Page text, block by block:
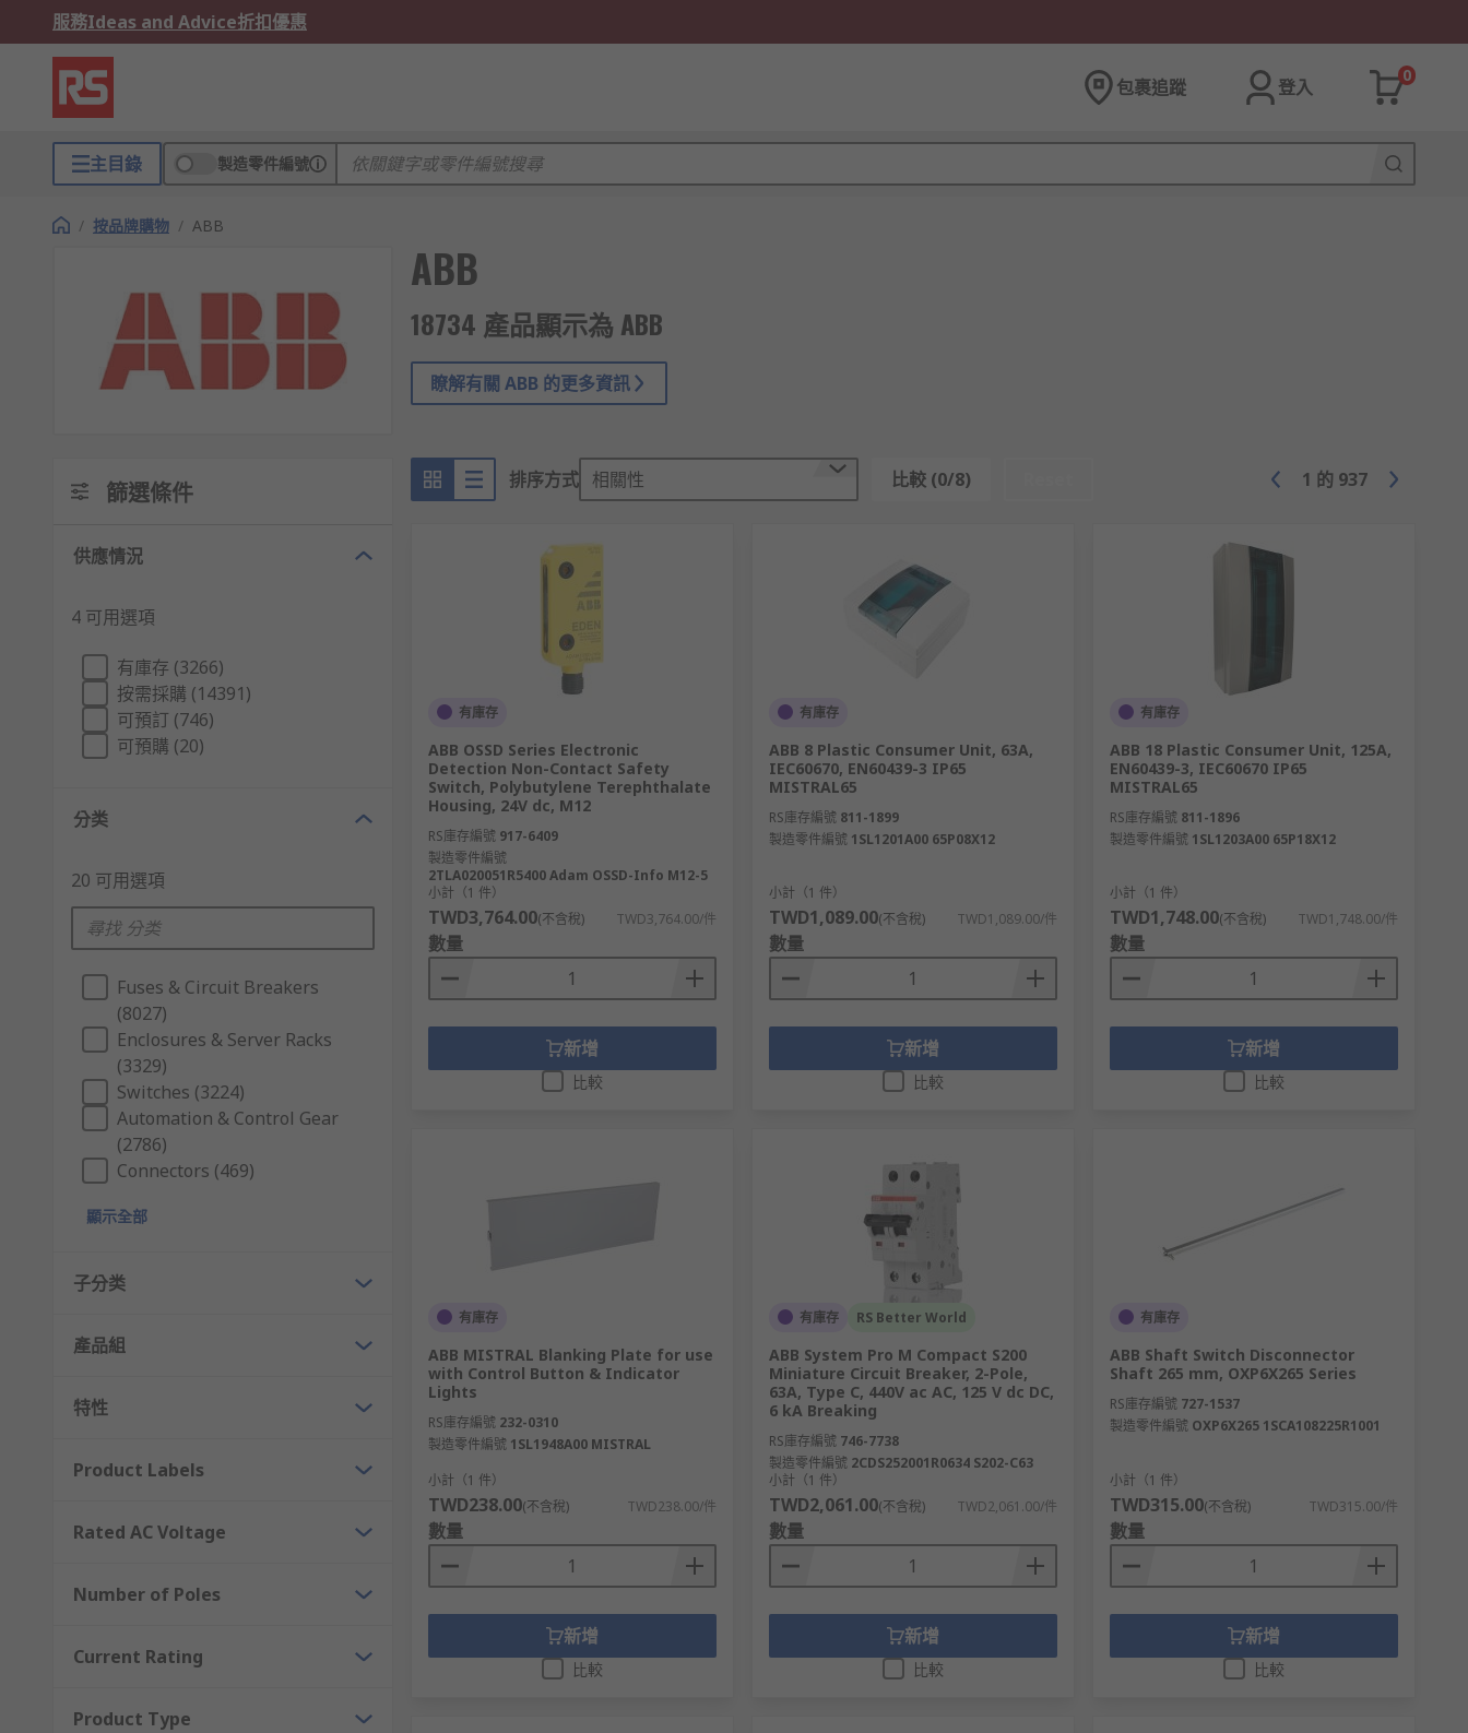
服務Ideas and Advice折扣優惠
包裹追蹤 登入
0
主目錄 製造零件編號
/ 按品牌購物 / ABB
ABB
18734 產品顯示為 ABB
瞭解有關 ABB 的更多資訊
篩選條件
供應情況
4 可用選項
有庫存 (3266)
按需採購 (14391)
可預訂 (746)
可預購 (20)
分类
20 可用選項
Fuses & Circuit Breakers
(8027)
Enclosures & Server Racks
(3329)
Switches (3224)
Automation & Control Gear
(2786)
Connectors (469)
顯示全部
子分类
產品組
特性
Product Labels
Rated AC Voltage
Number of Poles
Current Rating
Product Type
排序方式 相關性 比較 (0/8) 1 的 937
有庫存
ABB OSSD Series Electronic
Detection Non-Contact Safety
Switch, Polybutylene Terephthalate
Housing, 24V dc, M12
RS庫存編號 917-6409
製造零件編號
2TLA020051R5400 Adam OSSD-Info M12-5
小計（1 件）
TWD3,764.00(不含稅) TWD3,764.00/件
數量
新增
比較
有庫存
ABB 8 Plastic Consumer Unit, 63A,
IEC60670, EN60439-3 IP65
MISTRAL65
RS庫存編號 811-1899
製造零件編號 1SL1201A00 65P08X12
小計（1 件）
TWD1,089.00(不含稅) TWD1,089.00/件
數量
新增
比較
有庫存
ABB 18 Plastic Consumer Unit, 125A,
EN60439-3, IEC60670 IP65
MISTRAL65
RS庫存編號 811-1896
製造零件編號 1SL1203A00 65P18X12
小計（1 件）
TWD1,748.00(不含稅) TWD1,748.00/件
數量
新增
比較
有庫存
ABB MISTRAL Blanking Plate for use
with Control Button & Indicator
Lights
RS庫存編號 232-0310
製造零件編號 1SL1948A00 MISTRAL
小計（1 件）
TWD238.00(不含稅) TWD238.00/件
數量
新增
比較
有庫存 RS Better World
ABB System Pro M Compact S200
Miniature Circuit Breaker, 2-Pole,
63A, Type C, 440V ac AC, 125 V dc DC,
6 kA Breaking
RS庫存編號 746-7738
製造零件編號 2CDS252001R0634 S202-C63
小計（1 件）
TWD2,061.00(不含稅) TWD2,061.00/件
數量
新增
比較
有庫存
ABB Shaft Switch Disconnector
Shaft 265 mm, OXP6X265 Series
RS庫存編號 727-1537
製造零件編號 OXP6X265 1SCA108225R1001
小計（1 件）
TWD315.00(不含稅) TWD315.00/件
數量
新增
比較